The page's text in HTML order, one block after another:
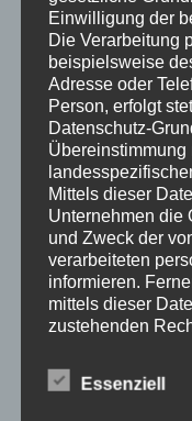
Hier
Einwilligung der
Die Verarbeitung
beispielsweise
Adresse oder
Person, erfolgt
Datenschutz-
Übereinstimmung
Mittels dieser
Unternehmen die
und Zweck der
verarbeiteten
informieren.
mittels dieser
zustehenden
zahlreiche
Maßnahmen
Essenziell